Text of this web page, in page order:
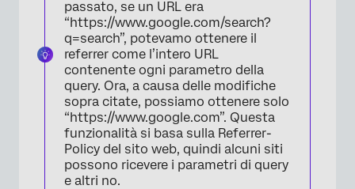
passato, se un URL era
“https://www.google.com/search?
q=search”, potevamo ottenere il
referrer come l’intero URL
contenente ogni parametro della
query. Ora, a causa delle modifiche
sopra citate, possiamo ottenere solo
“https://www.google.com”. Questa
funzionalità si basa sulla Referrer-
Policy del sito web, quindi alcuni siti
possono ricevere i parametri di query
e altri no.